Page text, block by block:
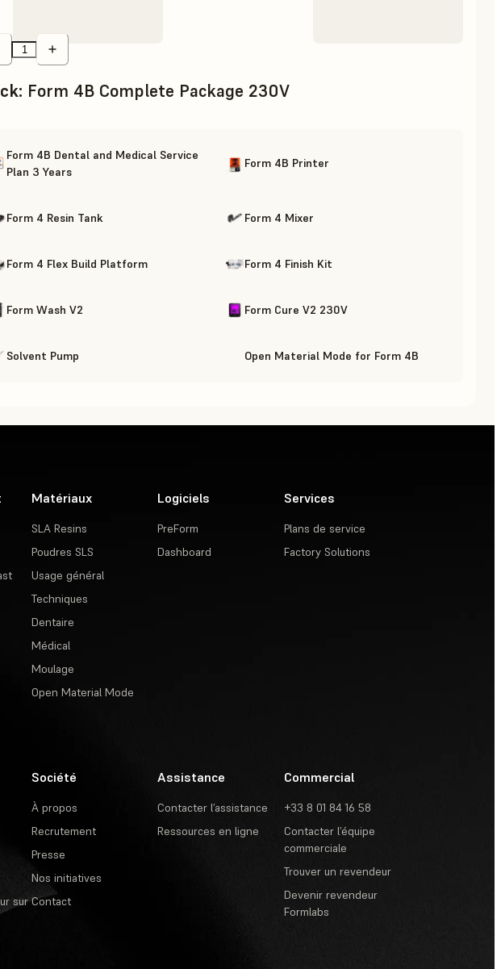
: Form 4B Complete Package 230V
Form 4B Dental and Medical Service
Plan 3 Years
Form 4B Printer
Form 4 Resin Tank Form 4 Mixer
Form 4 Flex Build Platform Form 4 Finish Kit
Form Wash V2 Form Cure V2 230V
Solvent Pump Open Material Mode for Form 4B
Matériaux
SLA Resins
Poudres SLS
Usage général
Techniques
Dentaire
Médical
Moulage
Open Material Mode
Logiciels
PreForm
Dashboard
Services
Plans de service
Factory Solutions
sur
Société
À propos
Recrutement
Presse
Nos initiatives
Contact
Assistance
Contacter l’assistance
Ressources en ligne
Commercial
+33 8 01 84 16 58
Contacter l’équipe
commerciale
Trouver un revendeur
Devenir revendeur
Formlabs